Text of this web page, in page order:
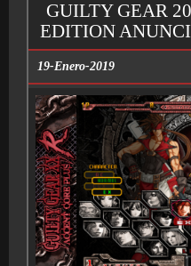
GUILTY GEAR
EDITION
19-Enero-2019